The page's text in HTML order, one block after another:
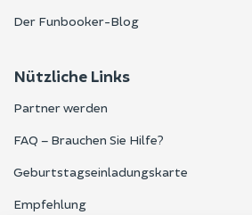
Der Funbooker-Blog
Nützliche Links
Partner werden
FAQ – Brauchen Sie Hilfe?
Geburtstagseinladungskarte
Empfehlung